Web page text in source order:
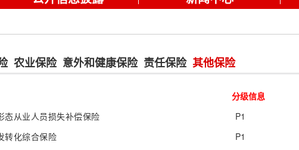
农业保险 意外和健康保险 责任保险 其他保险
分级信息
态从业人员损失补偿保险
P1
转化综合保险
P1